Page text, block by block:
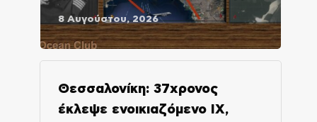
8 Αυγούστου, 2026
Θεσσαλονίκη: 37χρονος
έκλεψε ενοικιαζόμενο ΙΧ,